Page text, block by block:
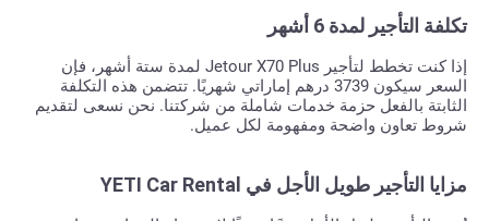
تكلفة التأجير لمدة 6 أشهر
إذا كنت تخطط لتأجير Jetour X70 Plus لمدة ستة أشهر، فإن
السعر سيكون 3739 درهم إماراتي شهريًا. تتضمن هذه التكلفة
الثابتة بالفعل حزمة خدمات شاملة من شركتنا. نحن نسعى لتقديم
شروط تعاون واضحة ومفهومة لكل عميل.
مزايا التأجير طويل الأجل في YETI Car Rental